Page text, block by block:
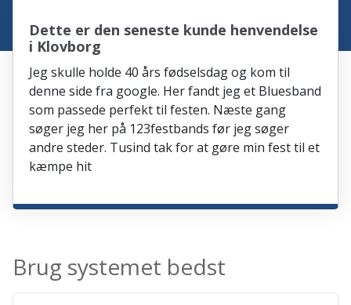
Dette er den seneste kunde henvendelse
i Klovborg
Jeg skulle holde 40 års fødselsdag og kom til
denne side fra google. Her fandt jeg et Bluesband
som passede perfekt til festen. Næste gang
søger jeg her på 123festbands før jeg søger
andre steder. Tusind tak for at gøre min fest til et
kæmpe hit
Brug systemet bedst